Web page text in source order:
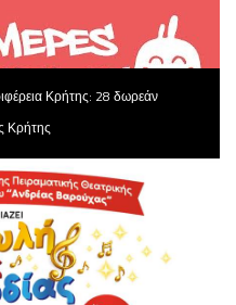
Κρήτης: 28 δωρεάν
Κρήτης